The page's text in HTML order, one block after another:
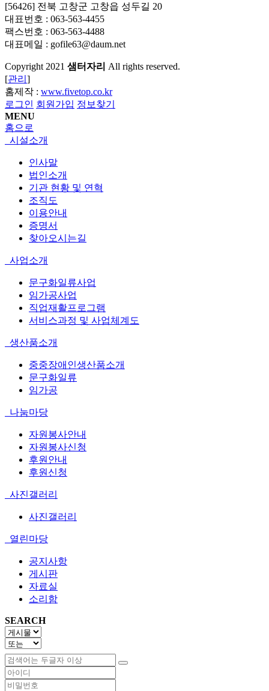
[56426] 전북 고창군 고창읍 성두길 20
대표번호 : 063-563-4455
팩스번호 : 063-563-4488
대표메일 : gofile63@daum.net
Copyright 2021 샘터자리 All rights reserved.
[관리 ]
홈제작 : www.fivetop.co.kr
로그인 회원가입 정보찾기
MENU
홈으로
시설소개
인사말
법인소개
기관 현황 및 연혁
조직도
이용안내
증명서
찾아오시는길
사업소개
문구화일류사업
임가공사업
직업재활프로그램
서비스과정 및 사업체계도
생산품소개
중중장애인생산품소개
문구화일류
임가공
나눔마당
자원봉사안내
자원봉사신청
후원안내
후원신청
사진갤러리
사진갤러리
열린마당
공지사항
게시판
자료실
소리함
SEARCH